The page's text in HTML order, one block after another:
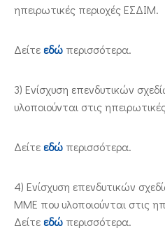
ηπειρωτικές περιοχές ΕΣΔΙΜ.
Δείτε εδώ περισσότερα.
3) Ενίσχυση επενδυτικών
υλοποιούνται στις
Δείτε εδώ περισσότερα.
4) Ενίσχυση επενδυτικών
ΜΜΕ που υλοποιούνται στις
Δείτε εδώ περισσότερα.